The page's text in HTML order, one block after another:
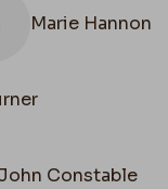
Marie Hannon
Constable